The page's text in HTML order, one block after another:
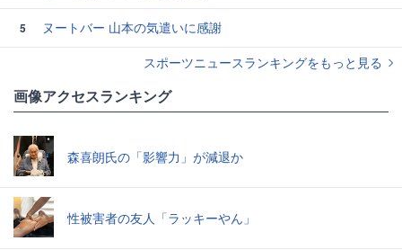
5
ヌートバー 山本の気遣いに感謝
スポーツニュースランキングをもっと見る
画像アクセスランキング
森喜朗氏の「影響力」が減退か
性被害者の友人「ラッキーやん」